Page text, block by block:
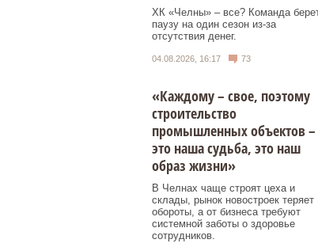
ХК «Челны» – все? Команда
паузу на один сезон из-за
отсутствия денег.
04.08.2026, 16:17 73
«Каждому – свое, поэтому
строительство
промышленных объектов –
это наша судьба, это наш
образ жизни»
В Челнах чаще строят цеха и
склады, рынок новостроек теряет
обороты, а от бизнеса требуют
системной заботы о здоровье
сотрудников.